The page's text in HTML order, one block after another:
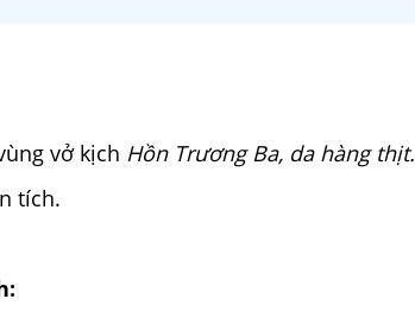
vở kịch Hồn Trương Ba, da hàng thịt.
tích.